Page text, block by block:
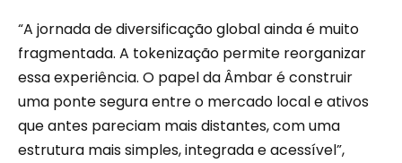
“A jornada de diversificação global ainda é muito
fragmentada. A tokenização permite reorganizar
essa experiência. O papel da Âmbar é construir
uma ponte segura entre o mercado local e ativos
que antes pareciam mais distantes, com uma
estrutura mais simples, integrada e acessível”,